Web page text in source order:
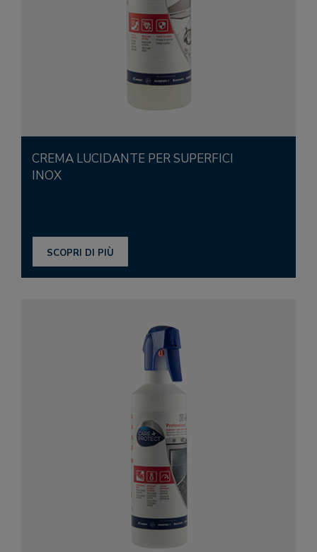
CREMA LUCIDANTE PER SUPERFICI
INOX
SCOPRI DI PIÙ